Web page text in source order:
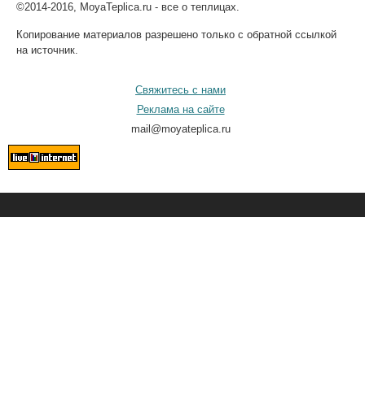
©2014-2016, MoyaTeplica.ru - все о теплицах.
Копирование материалов разрешено только с обратной ссылкой
на источник.
Свяжитесь с нами
Реклама на сайте
mail@moyateplica.ru